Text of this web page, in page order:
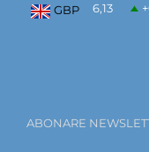
GBP 6,13
ABONARE